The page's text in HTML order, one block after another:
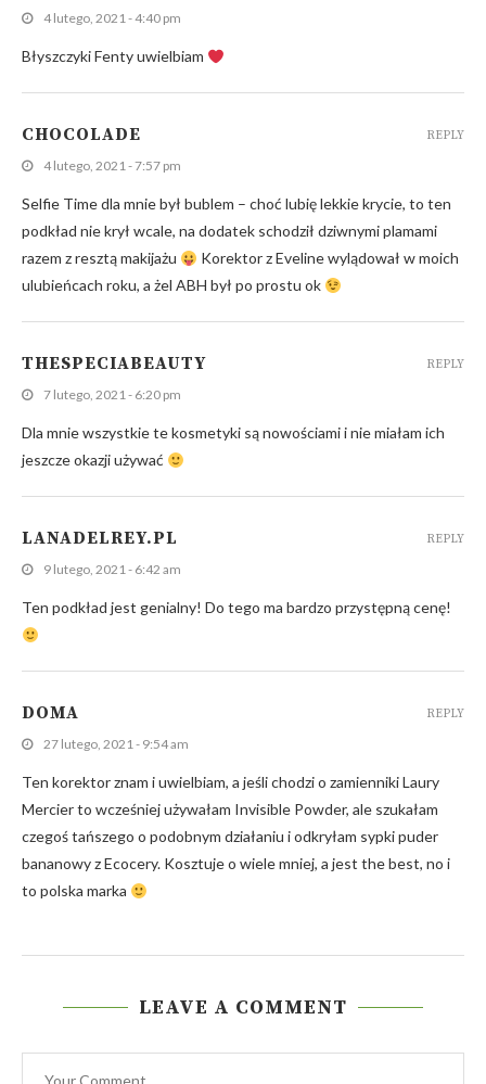
4 lutego, 2021 - 4:40 pm
Błyszczyki Fenty uwielbiam
CHOCOLADE
4 lutego, 2021 - 7:57 pm
Selfie Time dla mnie był bublem – choć lubię lekkie krycie, to ten
podkład nie krył wcale, na dodatek schodził dziwnymi plamami
razem z resztą makijażu
Korektor z Eveline wylądował w moich
ulubieńcach roku, a żel ABH był po prostu ok
REPLY
THESPECIABEAUTY
7 lutego, 2021 - 6:20 pm
Dla mnie wszystkie te kosmetyki są nowościami i nie miałam ich
jeszcze okazji używać
REPLY
LANADELREY.PL
9 lutego, 2021 - 6:42 am
Ten podkład jest genialny! Do tego ma bardzo przystępną cenę!
REPLY
DOMA
27 lutego, 2021 - 9:54 am
Ten korektor znam i uwielbiam, a jeśli chodzi o zamienniki Laury
Mercier to wcześniej używałam Invisible Powder, ale szukałam
czegoś tańszego o podobnym działaniu i odkryłam sypki puder
bananowy z Ecocery. Kosztuje o wiele mniej, a jest the best, no i
to polska marka
REPLY
LEAVE A COMMENT